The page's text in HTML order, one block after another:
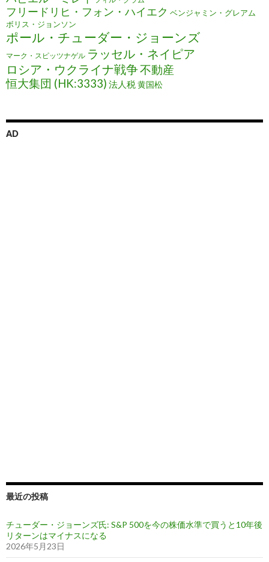
フリードリヒ・フォン・ハイエク ベンジャミン・グレアム
ボリス・ジョンソン
ポール・チューダー・ジョーンズ
マーク・スピッツナゲル ラッセル・ネイピア
ロシア・ウクライナ戦争不動産
恒大集団 (HK:3333) 法人税黄国松
AD
最近の投稿
チューダー・ジョーンズ氏: S&P 500を今の株価水準で買うと10年後
リターンはマイナスになる
2026年5月23日